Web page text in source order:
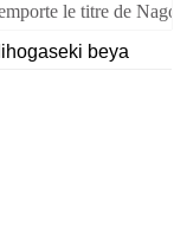
le titre de
et se rapproche du
beya